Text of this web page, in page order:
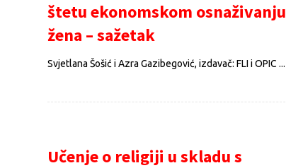
štetu ekonomskom osnaživanju
žena – sažetak
Svjetlana Šošić i Azra Gazibegović, izdavač: FLI i OPIC ...
Učenje o religiji u skladu s